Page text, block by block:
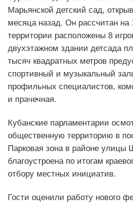
Марьянской детский сад,
месяца назад. Он рассчитан на
территории расположены 8
двухэтажном здании детсада
тысяч квадратных метров
спортивный и музыкальный
профильных специалистов,
и прачечная.
Кубанские парламентарии
общественную территорию в
Парковая зона в районе улицы
благоустроена по итогам
отбору местных инициатив.
Гости оценили работу нового